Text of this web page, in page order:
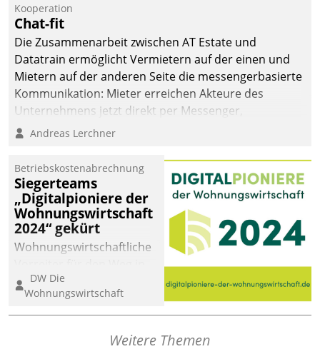
Kooperation
Chat-fit
Die Zusammenarbeit zwischen AT Estate und
Datatrain ermöglicht Vermietern auf der einen und
Mietern auf der anderen Seite die messengerbasierte
Kommunikation: Mieter erreichen Akteure des
Unternehmens jetzt direkt per Messenger,
Mitarbeiter oder Dienstleister empfangen oder
Andreas Lerchner
Betriebskostenabrechnung
Siegerteams
„Digitalpioniere der
Wohnungswirtschaft
2024“ gekürt
Wohnungswirtschaftliche
eine digitale Zukunft zu
finden, ist das Ziel des
Awards „Digitalpioniere
Wohnungswirtschaft“.
DW Die
Wohnungswirtschaft
Weitere Themen